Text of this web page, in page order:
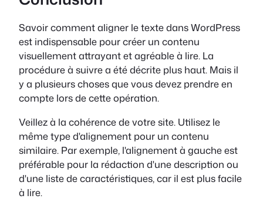
Savoir comment aligner le texte dans WordPress
est indispensable pour créer un contenu
visuellement attrayant et agréable à lire. La
procédure à suivre a été décrite plus haut. Mais il
y a plusieurs choses que vous devez prendre en
compte lors de cette opération.
Veillez à la cohérence de votre site. Utilisez le
même type d'alignement pour un contenu
similaire. Par exemple, l'alignement à gauche est
préférable pour la rédaction d'une description ou
d'une liste de caractéristiques, car il est plus facile
à lire.